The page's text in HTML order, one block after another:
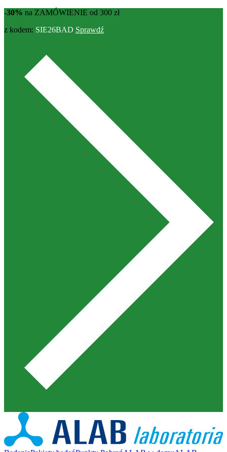
-30% na ZAMÓWIENIE od 300 zł
z kodem: SIE26BAD Sprawdź